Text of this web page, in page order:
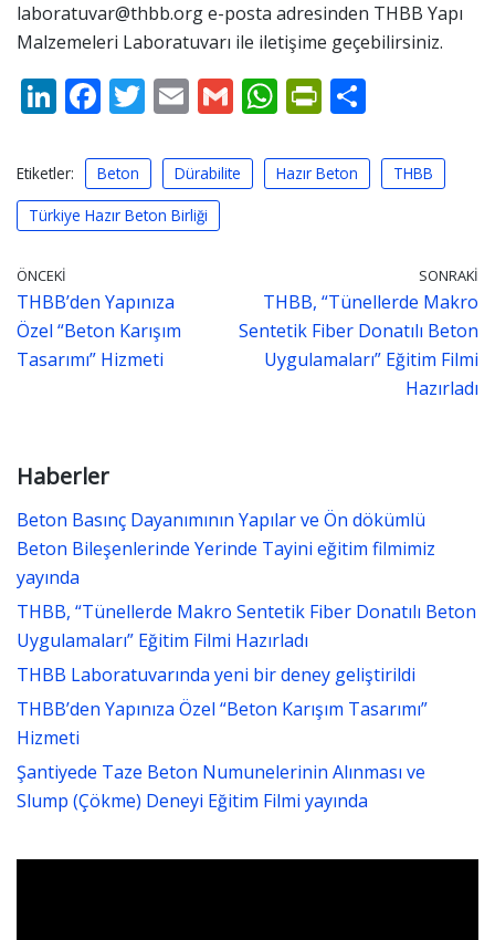
laboratuvar@thbb.org e-posta adresinden THBB Yapı
Malzemeleri Laboratuvarı ile iletişime geçebilirsiniz.
Li
k
e
dI
n
F
e
b
o
k
T
itt
er
E
ai
l
G
ai
l
W
at
s
p
Pr
tF
ri
dl
y
ar
e
Etiketler: Beton Dürabilite Hazır Beton
THBB
Türkiye Hazır Beton Birliği
ÖNCEKI
THBB’den Yapınıza
Özel “Beton Karışım
Tasarımı” Hizmeti
SONRAKI
THBB, “Tünellerde Makro
Sentetik Fiber Donatılı Beton
Uygulamaları” Eğitim Filmi
Hazırladı
Haberler
Beton Basınç Dayanımının Yapılar ve Ön dökümlü
Beton Bileşenlerinde Yerinde Tayini eğitim filmimiz
yayında
THBB, “Tünellerde Makro Sentetik Fiber Donatılı Beton
Uygulamaları” Eğitim Filmi Hazırladı
THBB Laboratuvarında yeni bir deney geliştirildi
THBB’den Yapınıza Özel “Beton Karışım Tasarımı”
Hizmeti
Şantiyede Taze Beton Numunelerinin Alınması ve
Slump (Çökme) Deneyi Eğitim Filmi yayında